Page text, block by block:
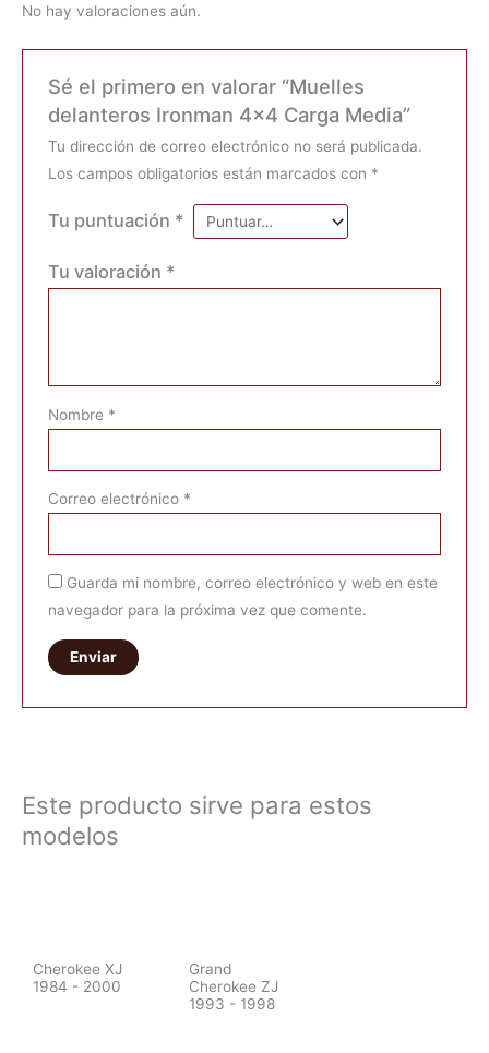
No hay valoraciones aún.
Sé el primero en valorar “Muelles
delanteros Ironman 4×4 Carga Media”
Tu dirección de correo electrónico no será publicada.
Los campos obligatorios están marcados con *
Tu puntuación *
Tu valoración *
Nombre *
Correo electrónico *
Guarda mi nombre, correo electrónico y web en este
navegador para la próxima vez que comente.
Este producto sirve para estos
modelos
Cherokee XJ
1984 - 2000
Grand
Cherokee ZJ
1993 - 1998